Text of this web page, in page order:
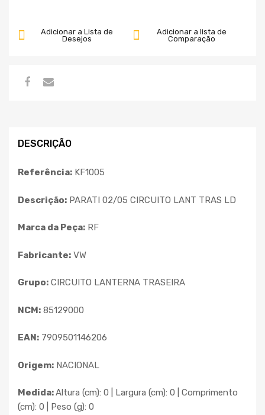
Adicionar a lista de
Comparação
Adicionar a Lista de
Desejos
DESCRIÇÃO
Referência: KF1005
Descrição: PARATI 02/05 CIRCUITO LANT TRAS LD
Marca da Peça: RF
Fabricante: VW
Grupo: CIRCUITO LANTERNA TRASEIRA
NCM: 85129000
EAN: 7909501146206
Origem: NACIONAL
Medida:Altura (cm): 0 | Largura (cm): 0 | Comprimento
(cm): 0 | Peso (g): 0